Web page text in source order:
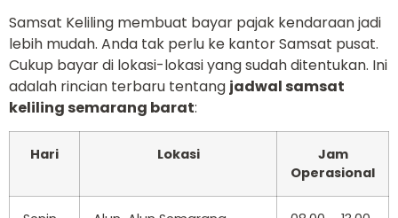
Samsat Keliling membuat bayar pajak kendaraan jadi
lebih mudah. Anda tak perlu ke kantor Samsat pusat.
Cukup bayar di lokasi-lokasi yang sudah ditentukan. Ini
adalah rincian terbaru tentang jadwal samsat
keliling semarang barat:
Hari Lokasi
Jam
Operasional